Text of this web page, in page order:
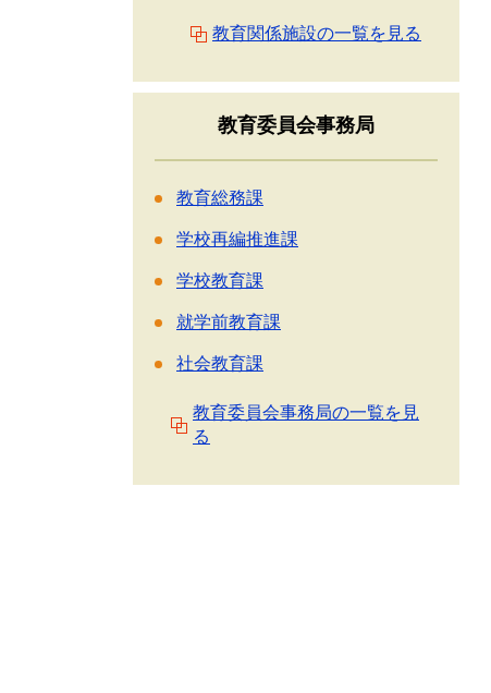
教育関係施設の一覧を見る
教育委員会事務局
教育総務課
学校再編推進課
学校教育課
就学前教育課
社会教育課
教育委員会事務局の一覧を見
る